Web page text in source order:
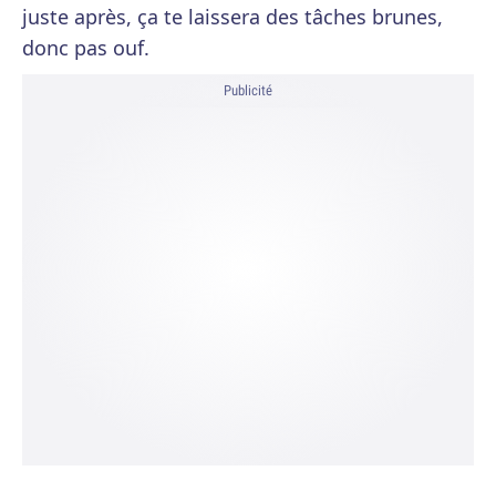
juste après, ça te laissera des tâches brunes,
donc pas ouf.
Publicité